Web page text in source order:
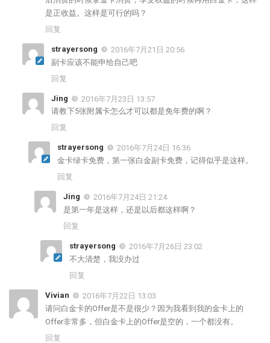
是正收益。这样是可行的吗？
回复
strayersong
2016年7月21日 20:56
副卡应该不能申给自己吧
回复
Jing
2016年7月23日 13:57
请教下5张附属卡怎么才可以都是免年费的啊？
回复
strayersong
2016年7月24日 16:36
金卡绿卡免费，第一张白金副卡免费，记得似乎是这样。
回复
Jing
2016年7月24日 21:24
是第一年是这样，还是以后都这样啊？
回复
strayersong
2016年7月26日 23:02
不大清楚，我没办过
回复
Vivian
2016年7月22日 13:03
请问白金卡的Offer是不是很少？因为我看到我的金卡上的
Offer非常多，但白金卡上的Offer是空的，一个都没有。
回复